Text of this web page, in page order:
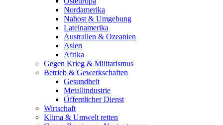
Nordamerika
Nahost & Umgebung
Lateinamerika
Australien & Ozeanien
Asien
Afrika
Gegen Krieg & Militarismus
Betrieb & Gewerkschaften
Gesundheit
Metallindustrie
Öffentlicher Dienst
Wirtschaft
Klima & Umwelt retten